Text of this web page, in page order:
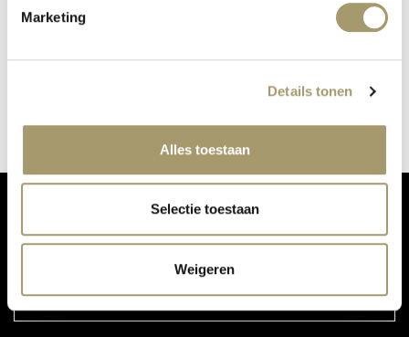
Marketing
Details tonen
Alles toestaan
Selectie toestaan
Weigeren
DON'T MISS OUR UPDATES: